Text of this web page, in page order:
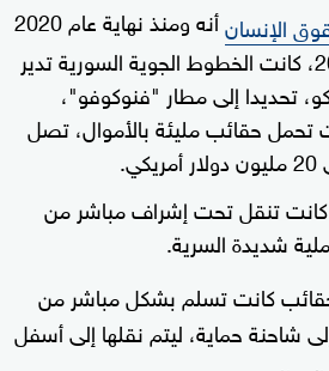
الإنسان
أنه ومنذ نهاية عام 2020
وحتى منتصف عام 2024، كانت الخطوط الجوية السورية تدير
تحديدا إلى مطار "فنوكوفو"،
حقائب مليئة بالأموال، تصل
تنقل تحت إشراف مباشر من
شديدة السرية.
كانت تسلم بشكل مباشر من
شاحنة حماية، ليتم نقلها إلى أسفل